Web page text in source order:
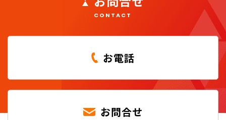
CONTACT
お電話
お問合せ